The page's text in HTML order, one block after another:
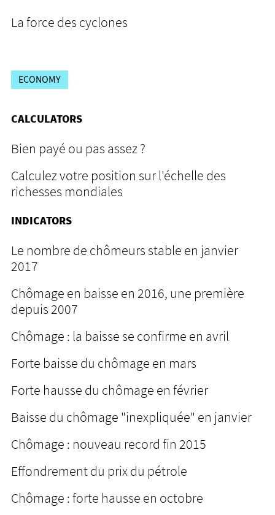
La force des cyclones
ECONOMY
CALCULATORS
Bien payé ou pas assez ?
Calculez votre position sur l'échelle des
richesses mondiales
INDICATORS
Le nombre de chômeurs stable en janvier
2017
Chômage en baisse en 2016, une première
depuis 2007
Chômage : la baisse se confirme en avril
Forte baisse du chômage en mars
Forte hausse du chômage en février
Baisse du chômage "inexpliquée" en janvier
Chômage : nouveau record fin 2015
Effondrement du prix du pétrole
Chômage : forte hausse en octobre